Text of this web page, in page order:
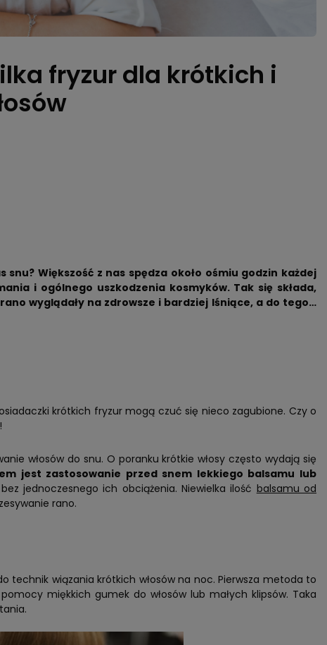
fryzur dla krótkich i
Większość z nas spędza około ośmiu godzin każdej
i ogólnego uszkodzenia kosmyków. Tak się składa,
wyglądały na zdrowsze i bardziej lśniące, a do tego…
krótkich fryzur mogą czuć się nieco zagubione. Czy o
włosów do snu. O poranku krótkie włosy często wydają się
jest zastosowanie przed snem lekkiego balsamu lub
jednoczesnego ich obciążenia. Niewielka ilość balsamu od
rano.
technik wiązania krótkich włosów na noc. Pierwsza metoda to
miękkich gumek do włosów lub małych klipsów. Taka